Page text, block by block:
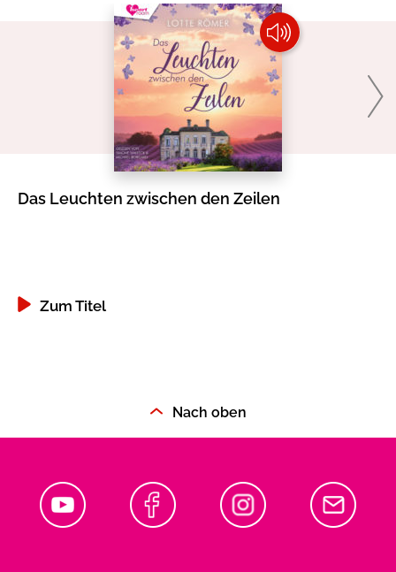
Das Leuchten zwischen den Zeilen
Zum Titel
Nach oben